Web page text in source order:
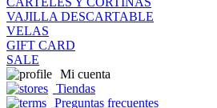
VAJILLA DESCARTABLE
VELAS
GIFT CARD
SALE
Mi cuenta
Tiendas
Preguntas frecuentes